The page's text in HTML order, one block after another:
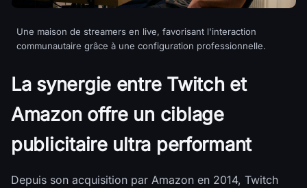
Une maison de streamers en live, favorisant l'interaction
communautaire grâce à une configuration professionnelle.
La synergie entre Twitch et
Amazon offre un ciblage
publicitaire ultra performant
Depuis son acquisition par Amazon en 2014, Twitch